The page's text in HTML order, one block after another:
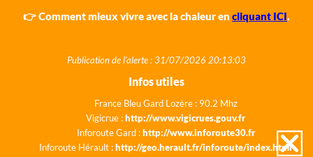
👉 Comment mieux vivre avec la chaleur en cliquant ICI.
Publication de l'alerte : 31/07/2026 20:13:03
Infos utiles
France Bleu Gard Lozère : 90.2 Mhz
Vigicrue :http://www.vigicrues.gouv.fr
Inforoute Gard :http://www.inforoute30.fr
Inforoute Hérault :http://geo.herault.fr/inforoute/index.html